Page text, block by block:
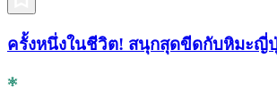
ครั้งหนึ่งในชีวิต! สนุกสุดขีดกับหิมะญี่